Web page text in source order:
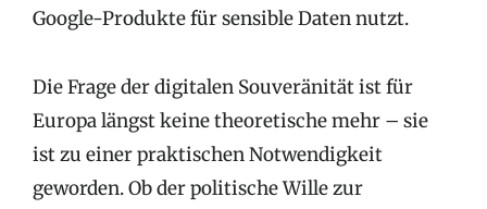
Google-Produkte für sensible Daten nutzt.
Die Frage der digitalen Souveränität ist für
Europa längst keine theoretische mehr – sie
ist zu einer praktischen Notwendigkeit
geworden. Ob der politische Wille zur